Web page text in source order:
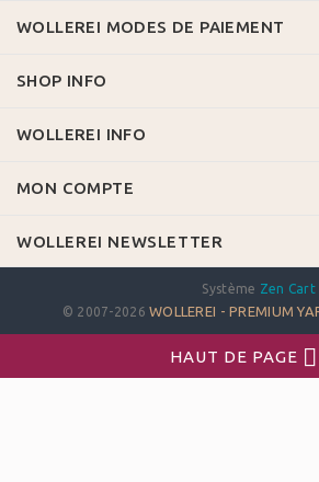
WOLLEREI MODES DE PAIEMENT
SHOP INFO
WOLLEREI INFO
MON COMPTE
WOLLEREI NEWSLETTER
Système Zen Cart
© 2007-2026WOLLEREI - PREMIUM
HAUT DE PAGE